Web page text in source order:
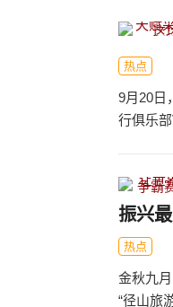
热点
9月20日
行俱乐
振兴
热点
金秋九
“径山旅